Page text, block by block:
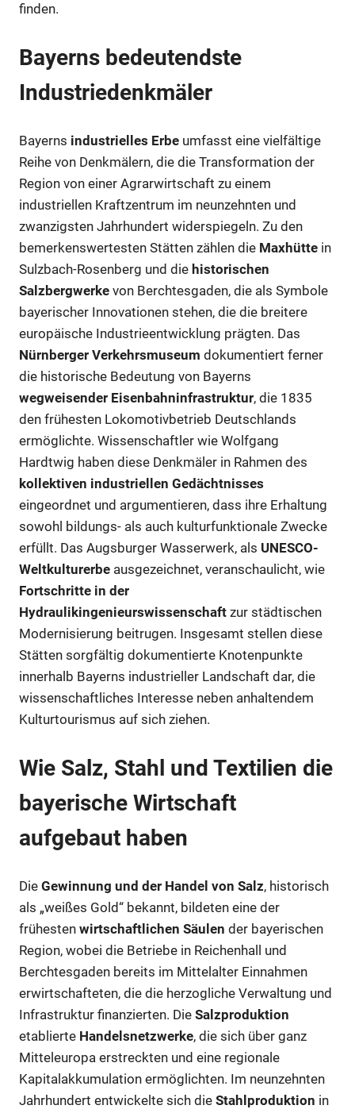
finden.
Bayerns bedeutendste
Industriedenkmäler
Bayerns industrielles Erbe umfasst eine vielfältige
Reihe von Denkmälern, die die Transformation der
Region von einer Agrarwirtschaft zu einem
industriellen Kraftzentrum im neunzehnten und
zwanzigsten Jahrhundert widerspiegeln. Zu den
bemerkenswertesten Stätten zählen die Maxhütte in
Sulzbach-Rosenberg und die historischen
Salzbergwerke von Berchtesgaden, die als Symbole
bayerischer Innovationen stehen, die die breitere
europäische Industrieentwicklung prägten. Das
Nürnberger Verkehrsmuseum dokumentiert ferner
die historische Bedeutung von Bayerns
wegweisender Eisenbahninfrastruktur, die 1835
den frühesten Lokomotivbetrieb Deutschlands
ermöglichte. Wissenschaftler wie Wolfgang
Hardtwig haben diese Denkmäler in Rahmen des
kollektiven industriellen Gedächtnisses
eingeordnet und argumentieren, dass ihre Erhaltung
sowohl bildungs- als auch kulturfunktionale Zwecke
erfüllt. Das Augsburger Wasserwerk, als UNESCO-
Weltkulturerbe ausgezeichnet, veranschaulicht, wie
Fortschritte in der
Hydraulikingenieurswissenschaft zur städtischen
Modernisierung beitrugen. Insgesamt stellen diese
Stätten sorgfältig dokumentierte Knotenpunkte
innerhalb Bayerns industrieller Landschaft dar, die
wissenschaftliches Interesse neben anhaltendem
Kulturtourismus auf sich ziehen.
Wie Salz, Stahl und Textilien die
bayerische Wirtschaft
aufgebaut haben
Die Gewinnung und der Handel von Salz, historisch
als „weißes Gold“ bekannt, bildeten eine der
frühesten wirtschaftlichen Säulen der bayerischen
Region, wobei die Betriebe in Reichenhall und
Berchtesgaden bereits im Mittelalter Einnahmen
erwirtschafteten, die die herzogliche Verwaltung und
Infrastruktur finanzierten. Die Salzproduktion
etablierte Handelsnetzwerke, die sich über ganz
Mitteleuropa erstreckten und eine regionale
Kapitalakkumulation ermöglichten. Im neunzehnten
Jahrhundert entwickelte sich die Stahlproduktion in